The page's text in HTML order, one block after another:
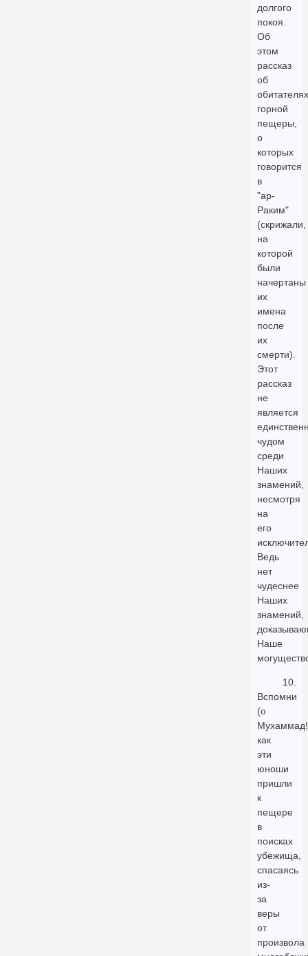
долгого
покоя.
Об
этом
рассказ
об
обитателях
горной
пещеры,
о
которых
говорится
в
"ар-
Раким"
(скрижали,
на
которой
были
начертаны
их
имена
после
их
смерти).
Этот
рассказ
не
является
чудом
среди
Наших
знамений,
несмотря
на
его
Ведь
нет
чудеснее
Наших
знамений,
Наше
10.
Вспомни
(о
как
эти
юноши
пришли
к
пещере
в
поисках
убежища,
спасаясь
из-
за
веры
от
произвола